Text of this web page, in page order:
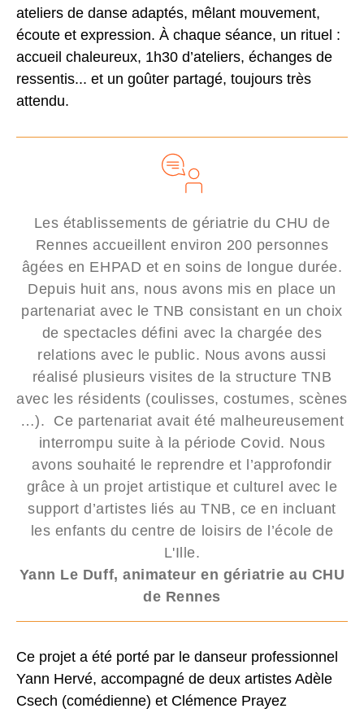
ateliers de danse adaptés, mêlant mouvement,
écoute et expression. À chaque séance, un rituel :
accueil chaleureux, 1h30 d’ateliers, échanges de
ressentis... et un goûter partagé, toujours très
attendu.
Les établissements de gériatrie du CHU de
Rennes accueillent environ 200 personnes
âgées en EHPAD et en soins de longue durée.
Depuis huit ans, nous avons mis en place un
partenariat avec le TNB consistant en un choix
de spectacles défini avec la chargée des
relations avec le public. Nous avons aussi
réalisé plusieurs visites de la structure TNB
avec les résidents (coulisses, costumes, scènes
…). Ce partenariat avait été malheureusement
interrompu suite à la période Covid. Nous
avons souhaité le reprendre et l’approfondir
grâce à un projet artistique et culturel avec le
support d’artistes liés au TNB, ce en incluant
les enfants du centre de loisirs de l’école de
L'Ille.
Yann Le Duff, animateur en gériatrie au CHU
de Rennes
Ce projet a été porté par le danseur professionnel
Yann Hervé, accompagné de deux artistes Adèle
Csech (comédienne) et Clémence Prayez